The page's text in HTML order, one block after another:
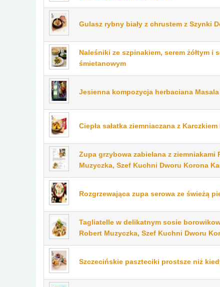
Gulasz rybny biały z chrustem z Szynki
Naleśniki ze szpinakiem, serem żółtym i
śmietanowym
Jesienna kompozycja herbaciana
Ciepła sałatka ziemniaczana z
Zupa grzybowa zabielana z ziemniakami
Muzyczka, Szef Kuchni Dworu Korona
Rozgrzewająca zupa serowa ze świeżą
Tagliatelle w delikatnym sosie
Robert Muzyczka, Szef Kuchni Dworu
Szczecińskie paszteciki prostsze niż